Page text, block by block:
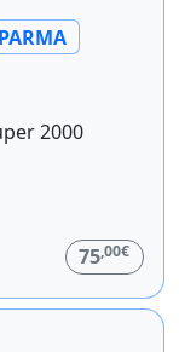
PARMA
2000
75,00€